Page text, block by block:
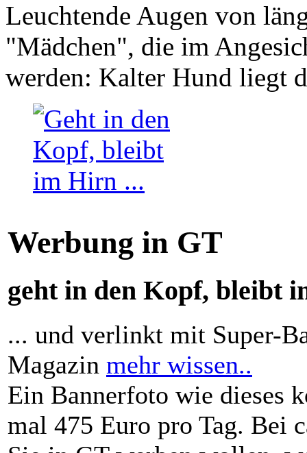
Leuchtende Augen von
"Mädchen", die im
werden: Kalter Hund liegt
Werbung in GT
geht in den Kopf, bleibt
... und verlinkt mit Super-
Magazin mehr wissen..
Ein Bannerfoto wie dieses
mal 475 Euro pro Tag. Bei